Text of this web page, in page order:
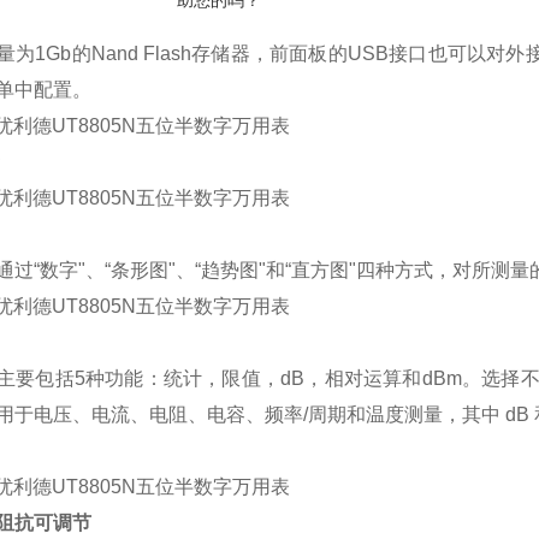
为1Gb的Nand Flash存储器，前面板的USB接口也可以对外
中配置。
过“数字" “条形图" “趋势图"和“直方图" 四种方式，对所测量
要包括5种功能：统计，限值，dB ，相对运算和dBm。选择
于电压、电流、电阻、电容、频率/周期和温度测量，其中 dB
抗可调节